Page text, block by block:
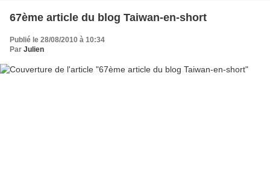
67ème article du blog Taiwan-en-short
Publié le 28/08/2010 à 10:34
Par Julien